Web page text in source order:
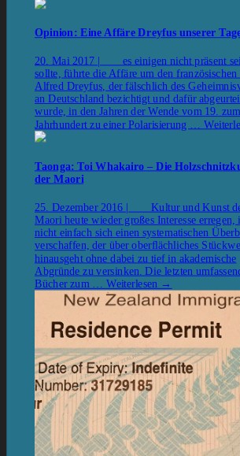
Opinion: Eine Affäre Dreyfus unserer
20. Mai 2017 | es einigen nicht präsent
sollte, führte die Affäre um den
Alfred Dreyfus, der fälschlich des
an Deutschland bezichtigt und dafür
wurde, in den Jahren der Wende vom 19.
Jahrhundert zu einer Polarisierung …
Taonga: Toi Whakairo – Die
der Maori
25. Dezember 2016 | Kultur und Kunst
Maori heute wieder großes Interesse erregen,
nicht einfach sich einen systematischen
verschaffen, der über oberflächliches
hinausgeht ohne dabei zu tief in akademische
Abgründe zu versinken. Die letzten
Bücher zum … Weiterlesen →